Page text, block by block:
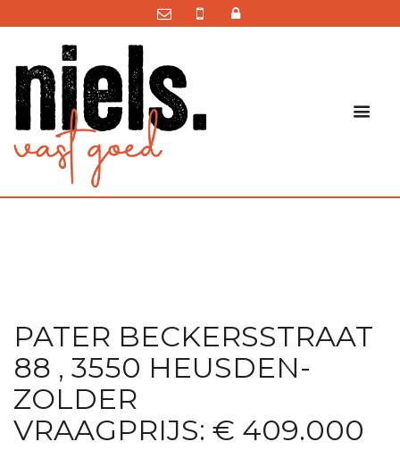
PATER BECKERSSTRAAT
88 , 3550 HEUSDEN-
ZOLDER
VRAAGPRIJS: € 409.000